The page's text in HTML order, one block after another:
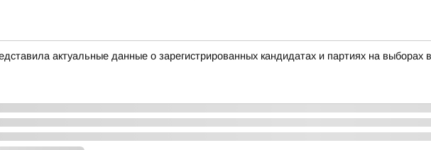
актуальные данные о зарегистрированных кандидатах и партиях на выборах